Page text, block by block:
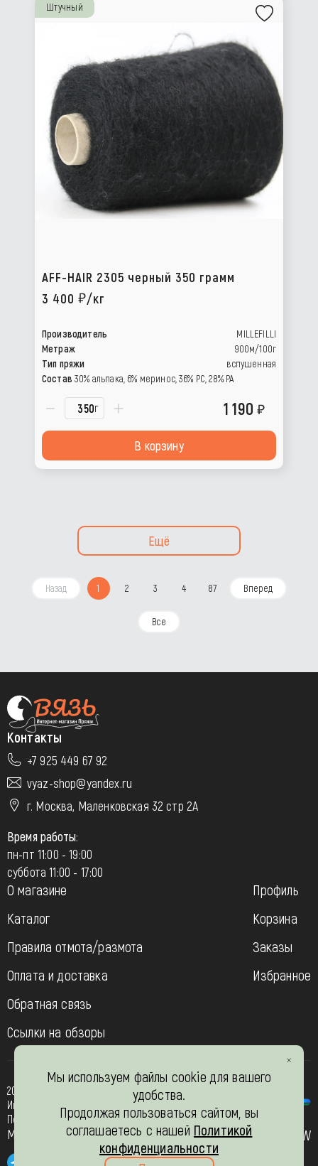
Штучный
AFF-HAIR 2305 черный 350 грамм
3 400
/кг
Производитель
MILLEFILLI
Метраж
900м/100г
Тип пряжи
вспушенная
Состав 30% альпака, 6% меринос, 36% РС, 28% РА
г 1 190
В корзину
Ещё
Назад 1 2 3 4 87 Вперед
Все
Контакты
+7 925 449 67 92
vyaz-shop@yandex.ru
г. Москва, Маленковская 32 стр 2А
Время работы:
пн-пт 11:00 - 19:00
суббота 11:00 - 17:00
О магазине
Каталог
Правила отмота/размота
Оплата и доставка
Обратная связь
Ссылки на обзоры
Профиль
Корзина
Заказы
Избранное
2013-2026
Интернет- магазин “Вязь-шоп”
Политика конфиденциальности
Мы в соц. сетях JW
Мы используем файлы cookie для вашего
удобства.
Продолжая пользоваться сайтом, вы
соглашаетесь с нашей Политикой
конфиденциальности